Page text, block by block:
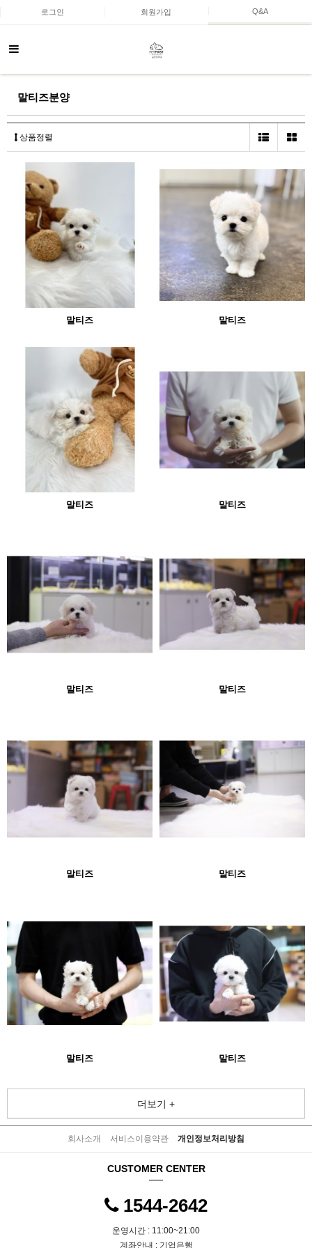
로그인 회원가입 Q&A
말티즈분양
상품정렬
말티즈 말티즈
말티즈 말티즈
말티즈 말티즈
말티즈 말티즈
말티즈 말티즈
더보기 +
회사소개 서비스이용약관 개인정보처리방침
CUSTOMER CENTER
1544-2642
운영시간 : 11:00~21:00
계좌안내 : 기업은행